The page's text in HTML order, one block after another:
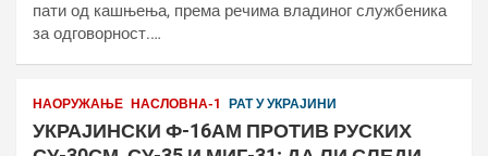
пати од кашњења, према речима владиног службеника
за одговорност.…
НАОРУЖАЊЕ НАСЛОВНА-1 РАТ У УКРАЈИНИ
УКРАЈИНСКИ Ф-16АМ ПРОТИВ РУСКИХ